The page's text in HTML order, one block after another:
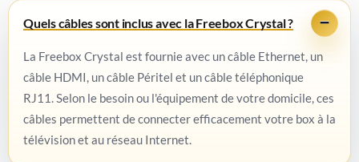
Quels câbles sont inclus avec la Freebox Crystal ?
La Freebox Crystal est fournie avec un câble Ethernet, un
câble HDMI, un câble Péritel et un câble téléphonique
RJ11. Selon le besoin ou l'équipement de votre domicile, ces
câbles permettent de connecter efficacement votre box à la
télévision et au réseau Internet.